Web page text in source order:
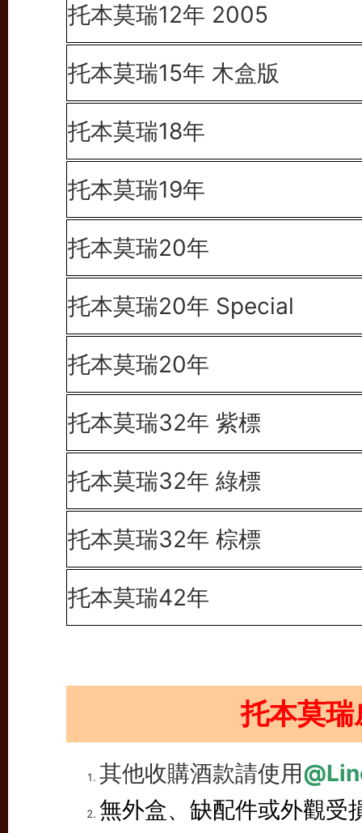
托本莫瑞12年 2005
托本莫瑞15年 木盒版
托本莫瑞18年
托本莫瑞19年
托本莫瑞20年
托本莫瑞20年 Special
托本莫瑞20年
托本莫瑞32年 紫標
托本莫瑞32年 綠標
托本莫瑞32年 棕標
托本莫瑞42年
托本莫
其他收購酒款請使用
無外盒、缺配件或外觀受